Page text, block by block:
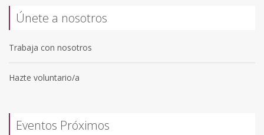
Únete a nosotros
Trabaja con nosotros
Hazte voluntario/a
Eventos Próximos